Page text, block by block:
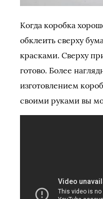
Когда коробка
обклеить сверху
красками. Сверху
готово. Более
изготовлением
своими руками вы